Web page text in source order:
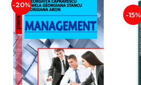
-20%
-15%